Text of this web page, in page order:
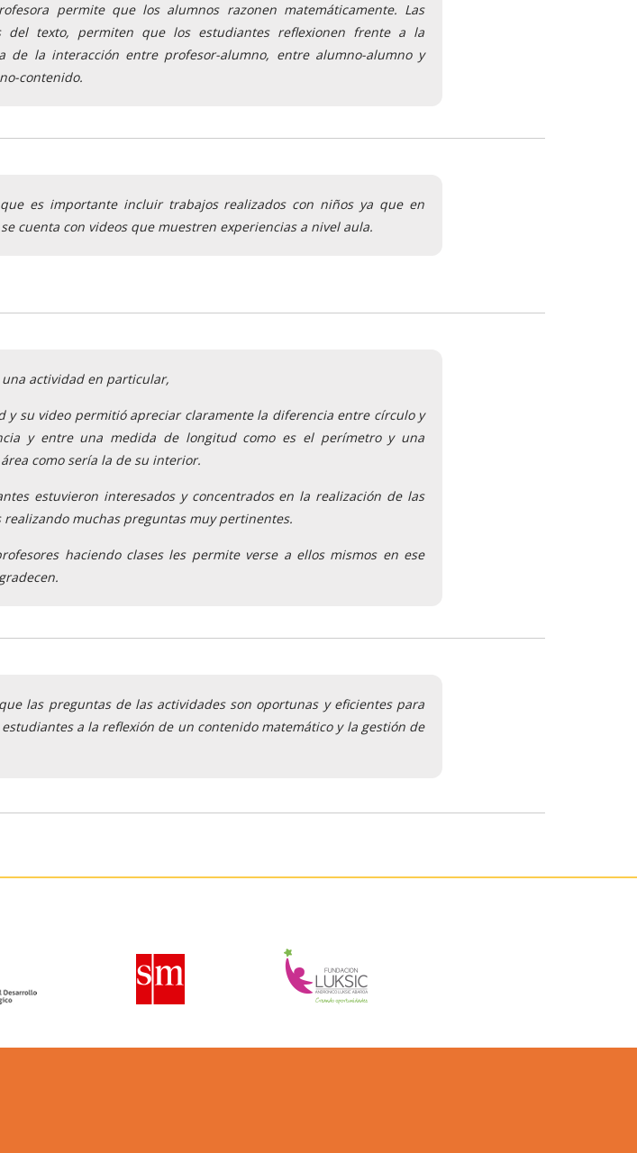
permite que los alumnos razonen matemáticamente. Las
del texto, permiten que los estudiantes reflexionen frente a la
de la interacción entre profesor-alumno, entre alumno-alumno y
contenido.
que es importante incluir trabajos realizados con niños ya que en
cuenta con videos que muestren experiencias a nivel aula.
una actividad en particular,
y su video permitió apreciar claramente la diferencia entre círculo y
y entre una medida de longitud como es el perímetro y una
como sería la de su interior.
estuvieron interesados y concentrados en la realización de las
realizando muchas preguntas muy pertinentes.
haciendo clases les permite verse a ellos mismos en ese
las preguntas de las actividades son oportunas y eficientes para
a la reflexión de un contenido matemático y la gestión de